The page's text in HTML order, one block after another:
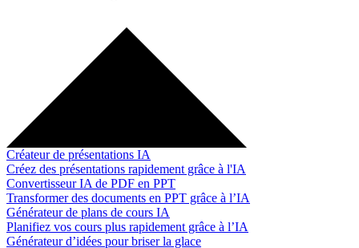
Créateur de présentations IA
Créez des présentations rapidement grâce à l'IA
Convertisseur IA de PDF en PPT
Transformer des documents en PPT grâce à l’IA
Générateur de plans de cours IA
Planifiez vos cours plus rapidement grâce à l’IA
Générateur d’idées pour briser la glace